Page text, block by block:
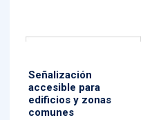
Señalización
accesible para
edificios y zonas
comunes